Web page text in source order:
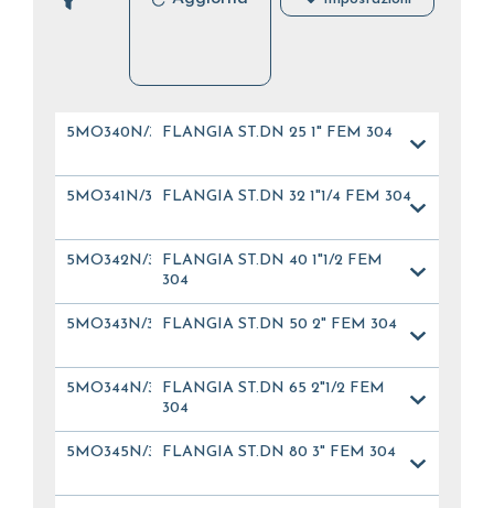
5MO340N/304FLANGIA ST.DN 25 1" FEM 304
5MO341N/304FLANGIA ST.DN 32 1"1/4 FEM 304
5MO342N/304FLANGIA ST.DN 40 1"1/2 FEM
304
5MO343N/304FLANGIA ST.DN 50 2" FEM 304
5MO344N/304FLANGIA ST.DN 65 2"1/2 FEM
304
5MO345N/304FLANGIA ST.DN 80 3" FEM 304